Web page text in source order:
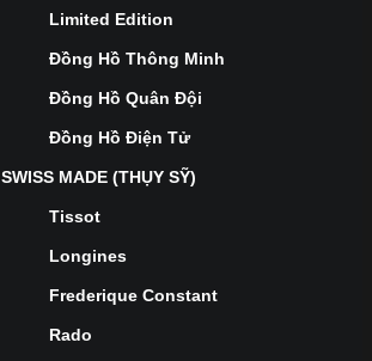
Limited Edition
Đồng Hồ Thông Minh
Đồng Hồ Quân Đội
Đồng Hồ Điện Tử
SWISS MADE (THỤY SỸ)
Tissot
Longines
Frederique Constant
Rado